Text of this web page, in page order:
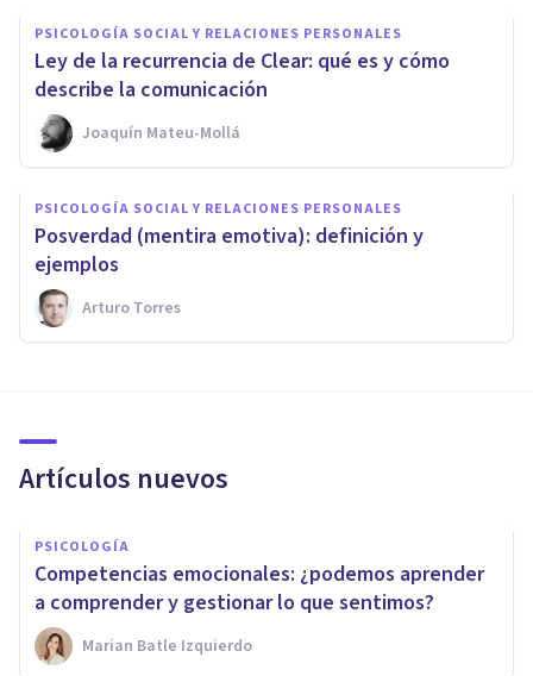
PSICOLOGÍA SOCIAL Y RELACIONES PERSONALES
Ley de la recurrencia de Clear: qué es y cómo
describe la comunicación
Joaquín Mateu-Mollá
PSICOLOGÍA SOCIAL Y RELACIONES PERSONALES
Posverdad (mentira emotiva): definición y
ejemplos
Arturo Torres
Artículos nuevos
PSICOLOGÍA
Competencias emocionales: ¿podemos aprender
a comprender y gestionar lo que sentimos?
Marian Batle Izquierdo